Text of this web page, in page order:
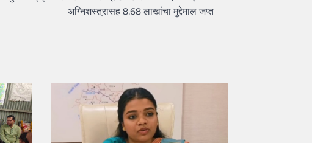
अग्निशस्त्रासह 8.68 लाखांचा मुद्देमाल जप्त